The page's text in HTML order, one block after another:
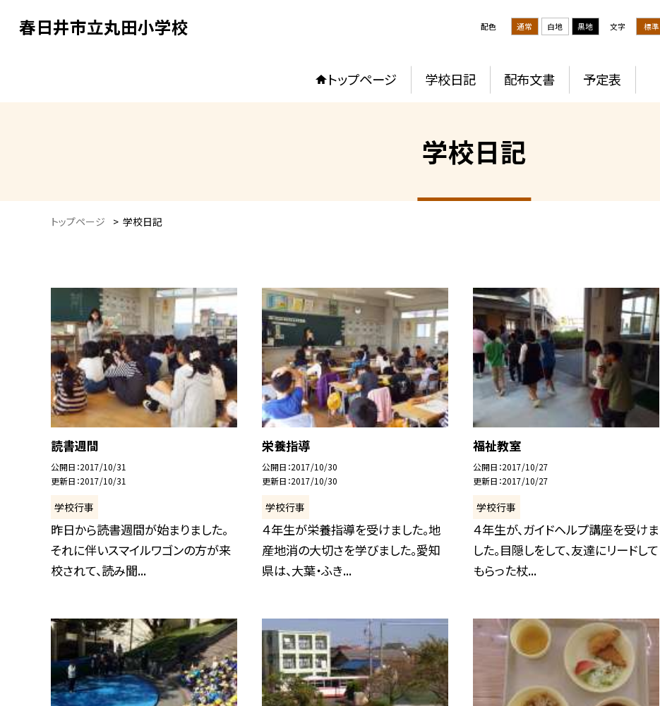
春日井市立丸田小学校 配色 通常 白地 黒地 文字 標準
トップページ 学校日記 配布文書 予定表
学校日記
トップページ > 学校日記
読書週間
公開日 2017/10/31
更新日 2017/10/31
学校行事
昨日から読書週間が始まりました。
それに伴いスマイルワゴンの方が来
校されて、読み聞...
栄養指導
公開日 2017/10/30
更新日 2017/10/30
学校行事
４年生が栄養指導を受けました。地
産地消の大切さを学びました。愛知
県は、大葉・ふき...
福祉教室
公開日 2017/10/27
更新日 2017/10/27
学校行事
４年生が、ガイドヘルプ講座を受けま
した。目隠しをして、友達にリードして
もらった杖...